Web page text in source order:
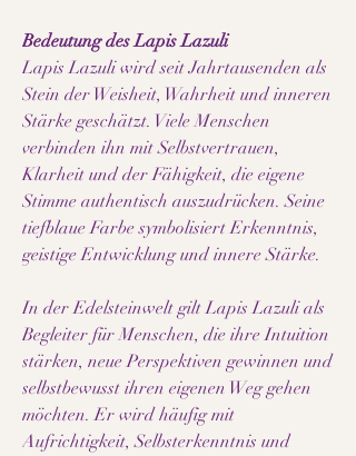
Bedeutung des Lapis Lazuli
Lapis Lazuli wird seit Jahrtausenden als
Stein der Weisheit, Wahrheit und inneren
Stärke geschätzt. Viele Menschen
verbinden ihn mit Selbstvertrauen,
Klarheit und der Fähigkeit, die eigene
Stimme authentisch auszudrücken. Seine
tiefblaue Farbe symbolisiert Erkenntnis,
geistige Entwicklung und innere Stärke.
In der Edelsteinwelt gilt Lapis Lazuli als
Begleiter für Menschen, die ihre Intuition
stärken, neue Perspektiven gewinnen und
selbstbewusst ihren eigenen Weg gehen
möchten. Er wird häufig mit
Aufrichtigkeit, Selbsterkenntnis und